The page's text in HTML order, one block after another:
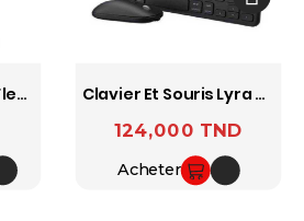
Support Universel Flexible Pour Smartphone Clavier Et Souris Lyra Sans Fil Azerty Multi-Appareils - Noir Trust
Prix
124,000 TND
Acheter